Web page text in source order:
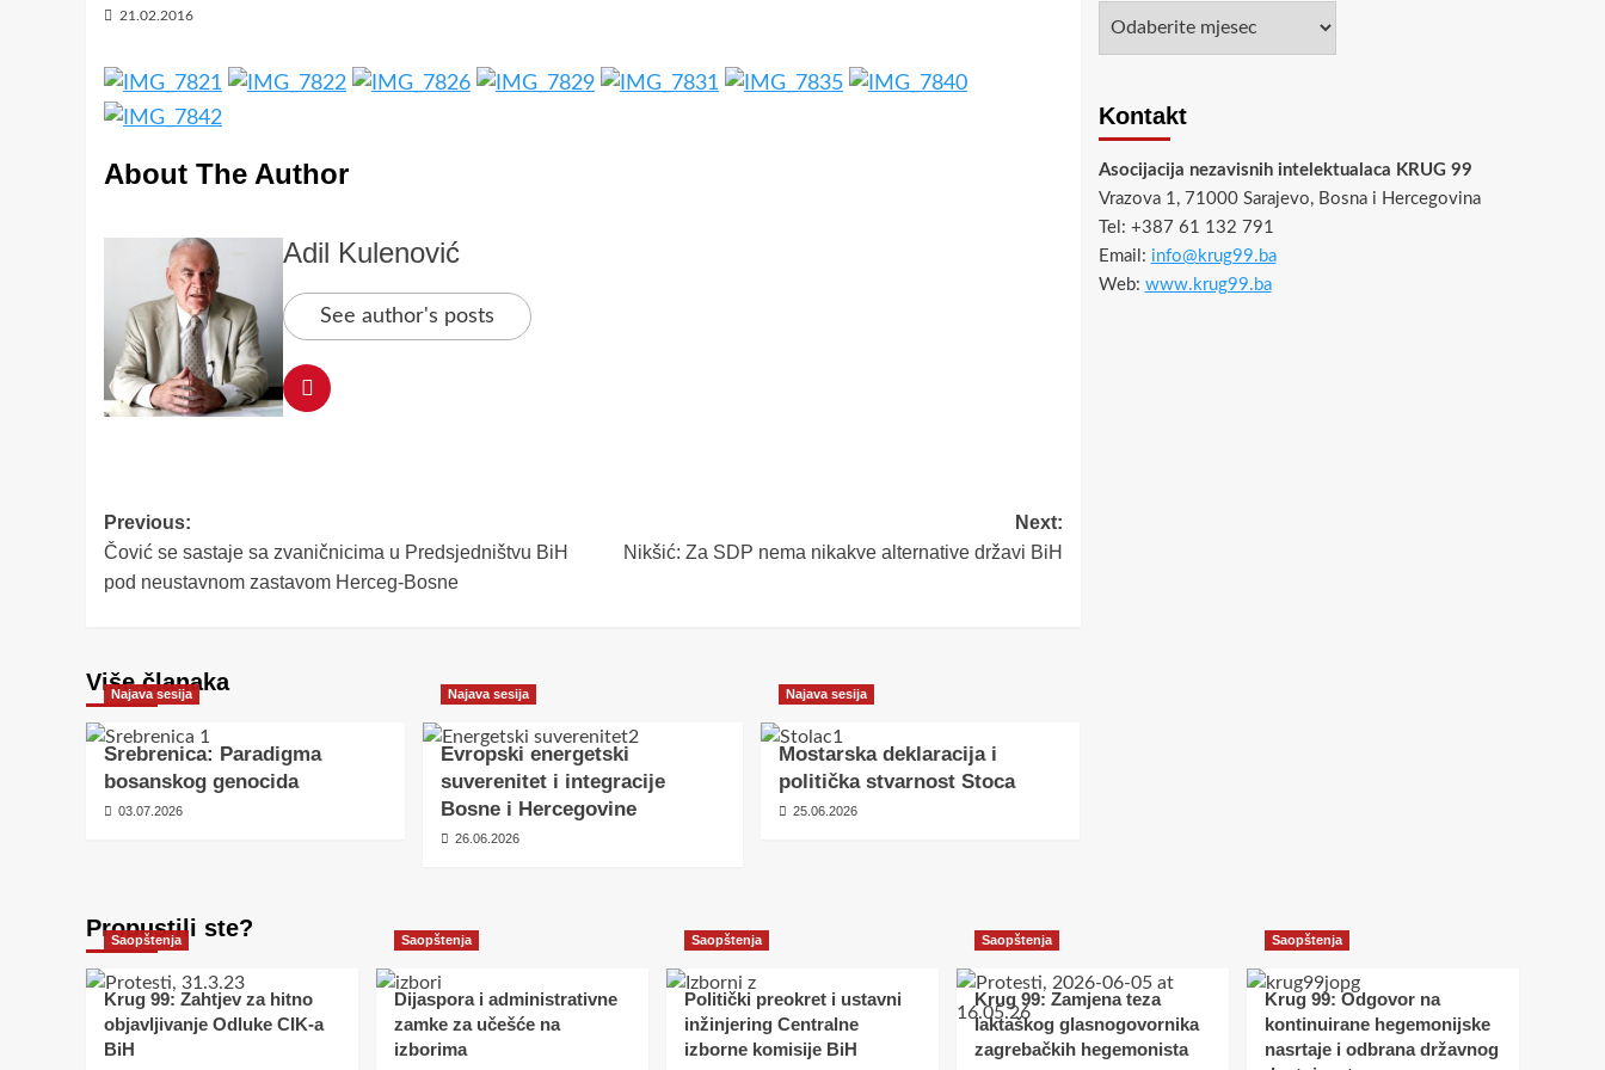
21.02.2016
About The Author
Adil Kulenović
See author's posts
Post
navigation
Previous:
Čović se sastaje sa zvaničnicima u Predsjedništvu BiH
pod neustavnom zastavom Herceg-Bosne
Next:
Nikšić: Za SDP nema nikakve alternative državi BiH
Više članaka
Najava sesija
Srebrenica: Paradigma
bosanskog genocida
03.07.2026
Najava sesija
Evropski energetski
suverenitet i integracije
Bosne i Hercegovine
26.06.2026
Najava sesija
Mostarska deklaracija i
politička stvarnost Stoca
25.06.2026
Kontakt
Asocijacija nezavisnih intelektualaca KRUG 99
Vrazova 1, 71000 Sarajevo, Bosna i Hercegovina
Tel: +387 61 132 791
Email: info@krug99.ba
Web: www.krug99.ba
Propustili ste?
Saopštenja
Krug 99: Zahtjev za hitno
objavljivanje Odluke CIK-a
BiH
Saopštenja
Dijaspora i administrativne
zamke za učešće na
izborima
Saopštenja
Politički preokret i ustavni
inžinjering Centralne
izborne komisije BiH
Saopštenja
Krug 99: Zamjena teza
laktaškog glasnogovornika
zagrebačkih hegemonista
Saopštenja
Krug 99: Odgovor na
kontinuirane hegemonijske
nasrtaje i odbrana državnog